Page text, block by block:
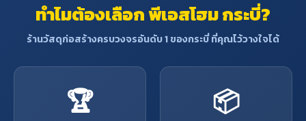
ทำไมต้องเลือก พีเอสโฮม กระบี่?
ร้านวัสดุก่อสร้างครบวงจรอันดับ 1 ของกระบี่ ที่คุณไว้วางใจได้
🏆 📦